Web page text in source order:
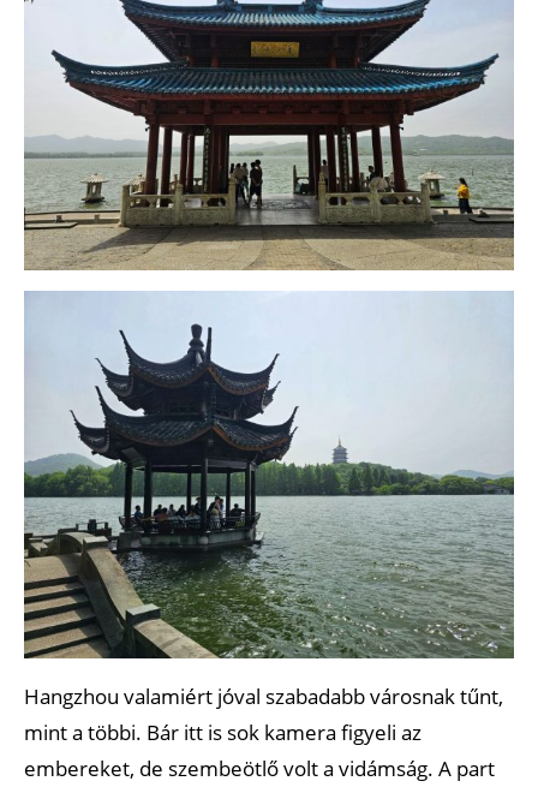
Hangzhou valamiért jóval szabadabb városnak tűnt,
mint a többi. Bár itt is sok kamera figyeli az
embereket, de szembeötlő volt a vidámság. A part